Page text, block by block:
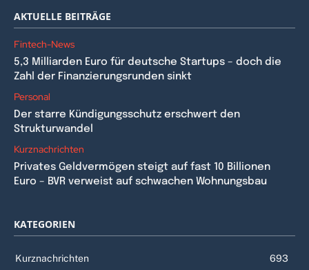
AKTUELLE BEITRÄGE
Fintech-News
5,3 Milliarden Euro für deutsche Startups – doch die
Zahl der Finanzierungsrunden sinkt
Personal
Der starre Kündigungsschutz erschwert den
Strukturwandel
Kurznachrichten
Privates Geldvermögen steigt auf fast 10 Billionen
Euro – BVR verweist auf schwachen Wohnungsbau
KATEGORIEN
Kurznachrichten 693